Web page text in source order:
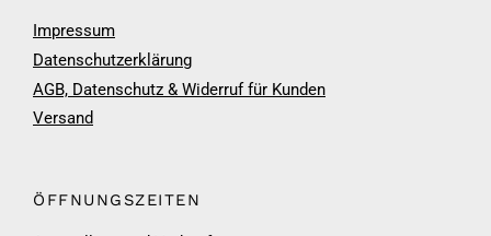
Impressum
Datenschutzerklärung
AGB, Datenschutz & Widerruf für Kunden
Versand
ÖFFNUNGSZEITEN